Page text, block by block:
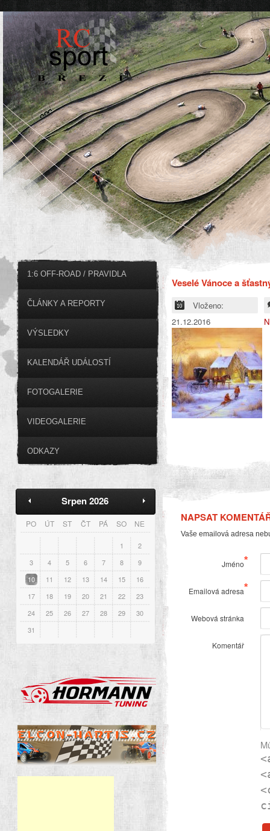
Veselé Vánoce a
Vloženo:
21.12.2016
NAPSAT
Vaše emailová adresa
Jméno*
Emailová adresa*
Webová stránka
Komentář
1:6 OFF-ROAD / PRAVIDLA
ČLÁNKY A REPORTY
VÝSLEDKY
KALENDÁŘ UDÁLOSTÍ
FOTOGALERIE
VIDEOGALERIE
ODKAZY
Srpen 2026
PO ÚT ST ČT PÁ SO NE
1
2
3
4 5 6 7 8
9
10
11 12 13 14 15
16
17
18 19 20 21 22
23
24
25 26 27 28 29
30
31